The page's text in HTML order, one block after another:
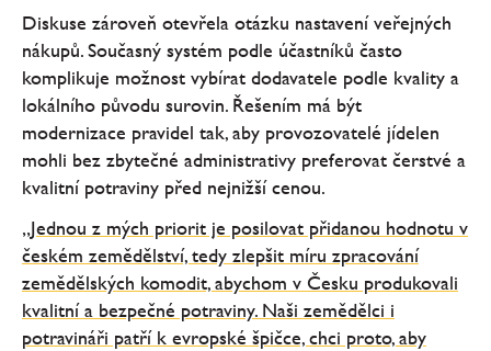
Diskuse zároveň otevřela otázku nastavení veřejných
nákupů. Současný systém podle účastníků často
komplikuje možnost vybírat dodavatele podle kvality a
lokálního původu surovin. Řešením má být
modernizace pravidel tak, aby provozovatelé jídelen
mohli bez zbytečné administrativy preferovat čerstvé a
kvalitní potraviny před nejnižší cenou.
„Jednou z mých priorit je posilovat přidanou hodnotu v
českém zemědělství, tedy zlepšit míru zpracování
zemědělských komodit, abychom v Česku produkovali
kvalitní a bezpečné potraviny. Naši zemědělci i
potravináři patří k evropské špičce, chci proto, aby